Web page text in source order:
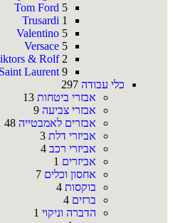
Tom Ford 5
Trusardi 1
Valentino 5
Versace 5
& Rolf 2
Laurent 9
כלי עבודה 297
אבזרי ביטחות 13
אבזרי צביעה 9
אבזרים לאמבטייה 48
אביזרי דלת 3
אביזרי רכב 4
אביזרים 1
אחסון וכלים 7
בוקסות 4
ברזים 4
הדברה וניקוי 1